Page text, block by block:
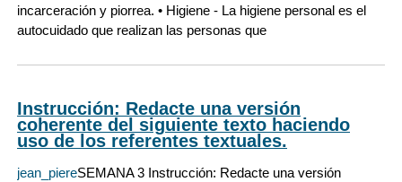
incarceración y piorrea. • Higiene - La higiene personal es el
autocuidado que realizan las personas que
Instrucción: Redacte una versión
coherente del siguiente texto haciendo
uso de los referentes textuales.
jean_piereSEMANA 3 Instrucción: Redacte una versión